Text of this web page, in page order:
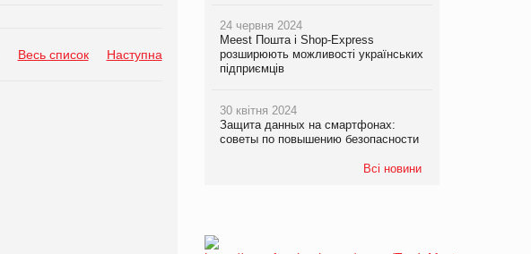
Весь список Наступна
24 червня 2024
Meest Пошта і Shop-Express
розширюють можливості українських
підприємців
30 квітня 2024
Защита данных на смартфонах:
советы по повышению безопасности
Всі новини